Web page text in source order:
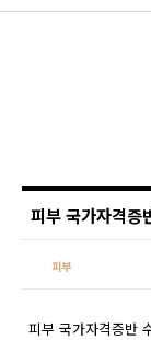
피부 국가자격증
피부
피부 국가자격증반